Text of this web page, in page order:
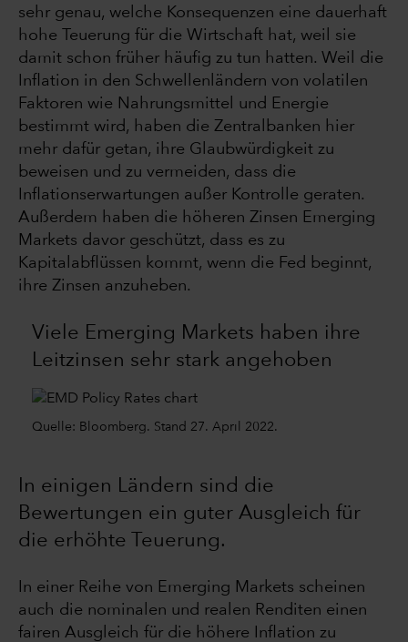
sehr genau, welche Konsequenzen eine dauerhaft
hohe Teuerung für die Wirtschaft hat, weil sie
damit schon früher häufig zu tun hatten. Weil die
Inflation in den Schwellenländern von volatilen
Faktoren wie Nahrungsmittel und Energie
bestimmt wird, haben die Zentralbanken hier
mehr dafür getan, ihre Glaubwürdigkeit zu
beweisen und zu vermeiden, dass die
Inflationserwartungen außer Kontrolle geraten.
Außerdem haben die höheren Zinsen Emerging
Markets davor geschützt, dass es zu
Kapitalabflüssen kommt, wenn die Fed beginnt,
ihre Zinsen anzuheben.
Viele Emerging Markets haben ihre
Leitzinsen sehr stark angehoben
Quelle: Bloomberg. Stand 27. April 2022.
In einigen Ländern sind die
Bewertungen ein guter Ausgleich für
die erhöhte Teuerung.
In einer Reihe von Emerging Markets scheinen
auch die nominalen und realen Renditen einen
fairen Ausgleich für die höhere Inflation zu